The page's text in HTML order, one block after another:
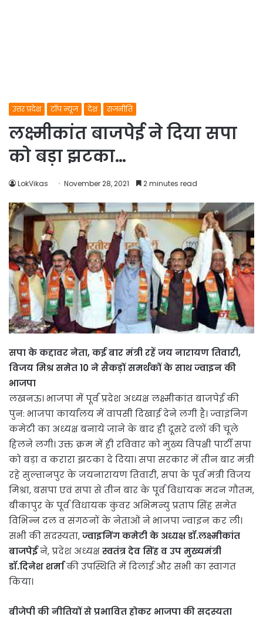
उत्तर प्रदेश टॉप न्यूज देश राजनीति
लक्ष्मीकांत बाजपेई ने दिया सपा
को बड़ा झटका…
LokVikas November 28, 2021 2 minutes read
सपा के कद्दावर नेता, कई बार मंत्री रहें जय नारायण तिवारी,
विजय मिश्र समेत 10 ने सैकड़ों समर्थकों के साथ ज्वाइन की
भाजपा
लखनऊ। भाजपा में पूर्व प्रदेश अध्यक्ष लक्ष्मीकांत बाजपेई की
पुन: भाजपा कार्यालय में वापसी दिखाई देने लगी है। ज्वाइंनिग
कमेटी का अध्यक्ष बनाये जाने के बाद ही दूसरे दलों की चूले
हिलने लगी। उक्त क्रम में ही रविवार को मुख्य विपक्षी पार्टी सपा
को बड़ा व करारा झटका दे दिया। सपा सरकार में तीन बार मंत्री
रहे सुल्तानपुर के जयनारायण तिवारी, सपा के पूर्व मंत्री विजय
मिश्रा, बसपा एवं सपा से तीन बार के पूर्व विधायक मदन गौतम,
बीकापुर के पूर्व विधायक कुंवर अभिमन्यु प्रताप सिंह समेत
विभिन्न दल व संगठनों के नेताओं ने भाजपा ज्वाइन कर ली।
सभी की सदस्यता,ज्वाइनिंग कमेटी के अध्यक्ष डॉ.लक्ष्मीकांत
बाजपेईने, प्रदेश अध्यक्षस्वतंत्र देव सिंह व उप मुख्यमंत्री
डॉ.दिनेश शर्माकी उपस्थिति में दिलाई और सभी का स्वागत
किया।
बीजेपी की नीतियों से प्रभावित होकर भाजपा की सदस्यता